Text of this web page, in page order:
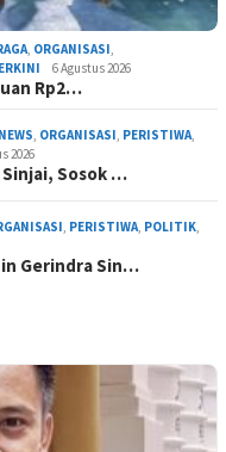
, ORGANISASI,
6 Agustus 2026
Rp2…
NEWS, ORGANISASI, PERISTIWA,
2026
Sosok …
, PERISTIWA, POLITIK,
Gerindra Sin…